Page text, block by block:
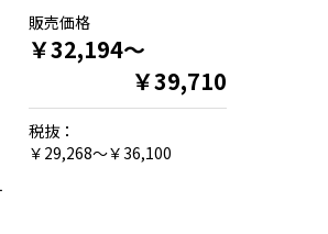
販売価格
￥32,194～
￥39,710
税抜：
￥29,268～￥36,100